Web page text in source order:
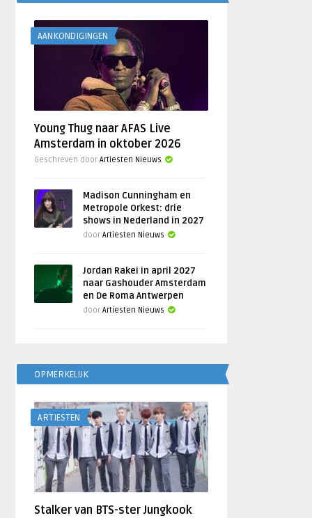
AANKONDIGINGEN
Young Thug naar AFAS Live
Amsterdam in oktober 2026
Geschreven doorArtiesten Nieuws
Madison Cunningham en
Metropole Orkest: drie
shows in Nederland in 2027
doorArtiesten Nieuws
Jordan Rakei in april 2027
naar Gashouder Amsterdam
en De Roma Antwerpen
doorArtiesten Nieuws
OPMERKELIJK
ARTIESTEN
Stalker van BTS-ster Jungkook